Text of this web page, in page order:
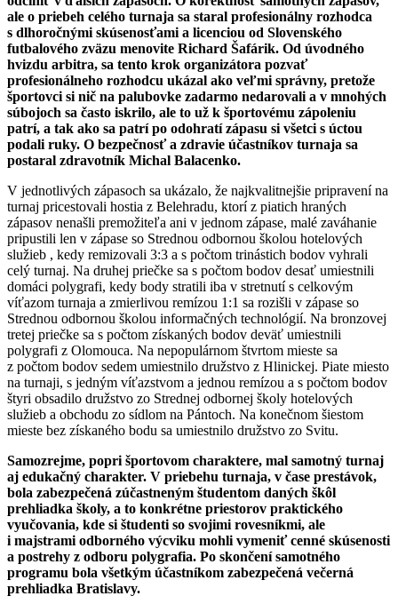
ale o priebeh celého turnaja sa staral profesionálny rozhodca
s dlhoročnými skúsenosťami a licenciou od Slovenského
futbalového zväzu menovite Richard Šafárik. Od úvodného
hvizdu arbitra, sa tento krok organizátora pozvať
profesionálneho rozhodcu ukázal ako veľmi správny, pretože
športovci si nič na palubovke zadarmo nedarovali a v mnohých
súbojoch sa často iskrilo, ale to už k športovému zápoleniu
patrí, a tak ako sa patrí po odohratí zápasu si všetci s úctou
podali ruky. O bezpečnosť a zdravie účastníkov turnaja sa
postaral zdravotník Michal Balacenko.
V jednotlivých zápasoch sa ukázalo, že najkvalitnejšie pripravení na
turnaj pricestovali hostia z Belehradu, ktorí z piatich hraných
zápasov nenašli premožiteľa ani v jednom zápase, malé zaváhanie
pripustili len v zápase so Strednou odbornou školou hotelových
služieb , kedy remizovali 3:3 a s počtom trinástich bodov vyhrali
celý turnaj. Na druhej priečke sa s počtom bodov desať umiestnili
domáci polygrafi, kedy body stratili iba v stretnutí s celkovým
víťazom turnaja a zmierlivou remízou 1:1 sa rozišli v zápase so
Strednou odbornou školou informačných technológií. Na bronzovej
tretej priečke sa s počtom získaných bodov deväť umiestnili
polygrafi z Olomouca. Na nepopulárnom štvrtom mieste sa
z počtom bodov sedem umiestnilo družstvo z Hlinickej. Piate miesto
na turnaji, s jedným víťazstvom a jednou remízou a s počtom bodov
štyri obsadilo družstvo zo Strednej odbornej školy hotelových
služieb a obchodu zo sídlom na Pántoch. Na konečnom šiestom
mieste bez získaného bodu sa umiestnilo družstvo zo Svitu.
Samozrejme, popri športovom charaktere, mal samotný turnaj
aj edukačný charakter. V priebehu turnaja, v čase prestávok,
bola zabezpečená zúčastneným študentom daných škôl
prehliadka školy, a to konkrétne priestorov praktického
vyučovania, kde si študenti so svojimi rovesníkmi, ale
i majstrami odborného výcviku mohli vymeniť cenné skúsenosti
a postrehy z odboru polygrafia. Po skončení samotného
programu bola všetkým účastníkom zabezpečená večerná
prehliadka Bratislavy.